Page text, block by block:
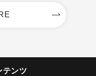
テンツ